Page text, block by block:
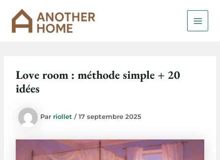
contenu
Love room : méthode simple + 20
idées
Par riollet /17 septembre 2025